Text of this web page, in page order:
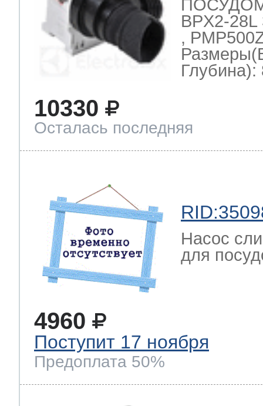
BPX2-
,
Глубина):
10330
Осталась последняя
Насос
для
4960
Поступит 17 ноября
Предоплата 50%